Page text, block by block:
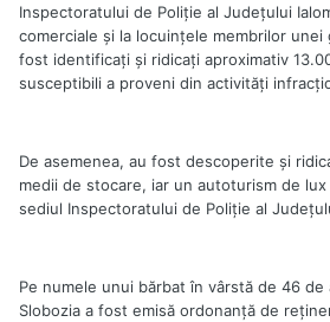
Inspectoratului de Poliție al Județului
comerciale şi la locuinţele membrilor
fost identificați și ridicați aproximativ
susceptibili a proveni din activități
De asemenea, au fost descoperite și
medii de stocare, iar un autoturism de
sediul Inspectoratului de Poliție al
Pe numele unui bărbat în vârstă de 46 de
Slobozia a fost emisă ordonanță de